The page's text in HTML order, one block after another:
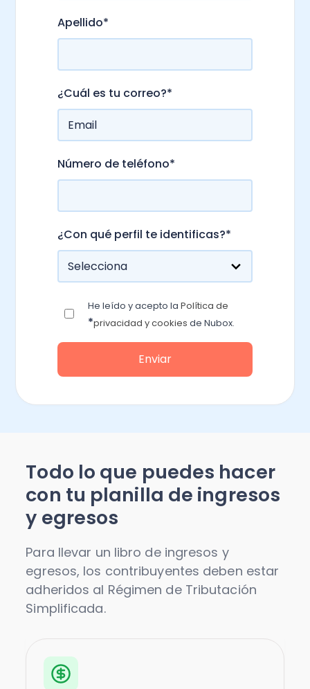
Apellido*
¿Cuál es tu correo?*
Número de teléfono*
¿Con qué perfil te identificas?*
He leído y acepto laPolítica de
privacidad y cookies de Nubox.
*
Todo lo que puedes hacer
con tu planilla de ingresos
y egresos
Para llevar un libro de ingresos y
egresos, los contribuyentes deben estar
adheridos al Régimen de Tributación
Simplificada.